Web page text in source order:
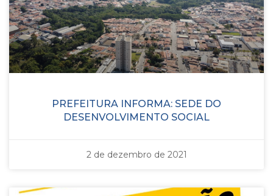
PREFEITURA INFORMA: SEDE DO
DESENVOLVIMENTO SOCIAL
2 de dezembro de 2021